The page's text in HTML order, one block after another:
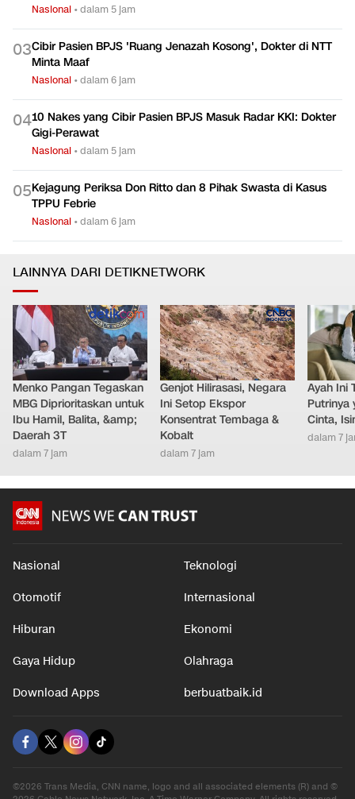
Nasional •dalam 5 jam
03Cibir Pasien BPJS 'Ruang Jenazah Kosong', Dokter di NTT
Minta Maaf
Nasional •dalam 6 jam
0410 Nakes yang Cibir Pasien BPJS Masuk Radar KKI: Dokter
Gigi-Perawat
Nasional •dalam 5 jam
05Kejagung Periksa Don Ritto dan 8 Pihak Swasta di Kasus
TPPU Febrie
Nasional •dalam 6 jam
LAINNYA DARI DETIKNETWORK
Menko Pangan Tegaskan
MBG Diprioritaskan untuk
Ibu Hamil, Balita, &amp;
Daerah 3T
dalam 7 jam
Genjot Hilirasasi, Negara
Ini Setop Ekspor
Konsentrat Tembaga &
Kobalt
dalam 7 jam
Ayah Ini
Putrinya
Cinta,
dalam 7
Nasional Teknologi
Otomotif Internasional
Hiburan Ekonomi
Gaya Hidup Olahraga
Download Apps berbuatbaik.id
©2026 Trans Media, CNN name, logo and all associated elements (R) and ©